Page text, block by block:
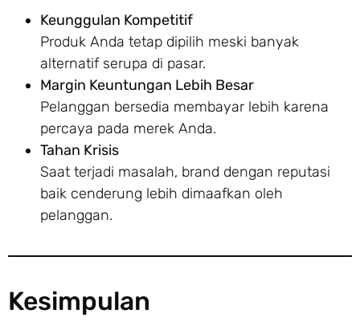
Keunggulan Kompetitif
Produk Anda tetap dipilih meski banyak
alternatif serupa di pasar.
Margin Keuntungan Lebih Besar
Pelanggan bersedia membayar lebih karena
percaya pada merek Anda.
Tahan Krisis
Saat terjadi masalah, brand dengan reputasi
baik cenderung lebih dimaafkan oleh
pelanggan.
Kesimpulan